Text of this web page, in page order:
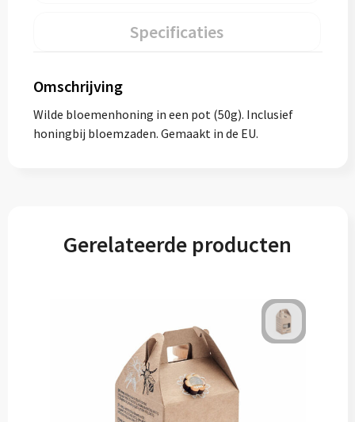
Specificaties
Omschrijving
Wilde bloemenhoning in een pot (50g). Inclusief
honingbij bloemzaden. Gemaakt in de EU.
Gerelateerde producten